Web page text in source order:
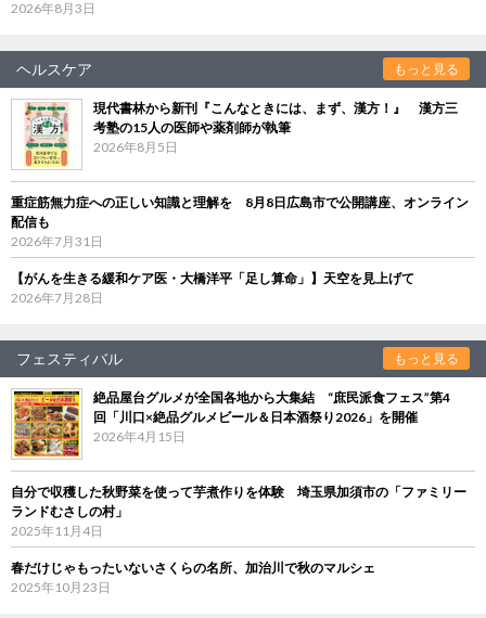
2026年8月3日
ヘルスケア もっと見る
現代書林から新刊『こんなときには、まず、漢方！』 漢方三
考塾の15人の医師や薬剤師が執筆
2026年8月5日
重症筋無力症への正しい知識と理解を 8月8日広島市で公開講座、オンライン
配信も
2026年7月31日
【がんを生きる緩和ケア医・大橋洋平「足し算命」】天空を見上げて
2026年7月28日
フェスティバル もっと見る
絶品屋台グルメが全国各地から大集結 “庶民派食フェス”第4
回「川口×絶品グルメビール＆日本酒祭り2026」を開催
2026年4月15日
自分で収穫した秋野菜を使って芋煮作りを体験 埼玉県加須市の「ファミリー
ランドむさしの村」
2025年11月4日
春だけじゃもったいないさくらの名所、加治川で秋のマルシェ
2025年10月23日